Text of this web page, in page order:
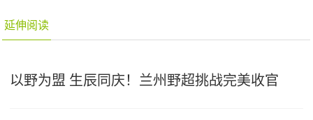
延伸阅读
以野为盟 生辰同庆！兰州野超挑战完美收官